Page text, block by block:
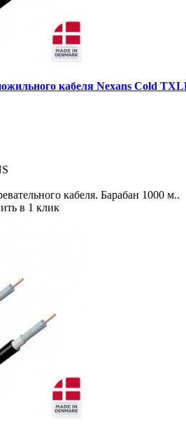
кабеля Nexans Cold
кабеля. Барабан 1000 м..
в 1 клик